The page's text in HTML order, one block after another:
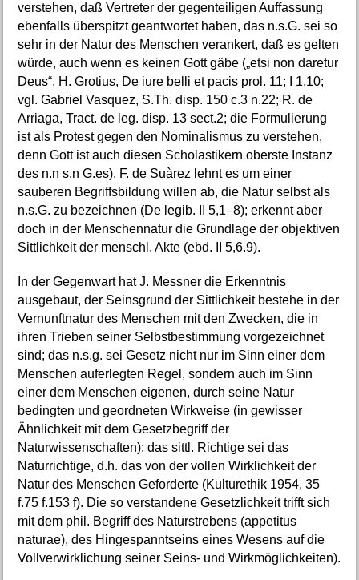
verstehen, daß Vertreter der gegenteiligen Auffassung
ebenfalls überspitzt geantwortet haben, das n.s.G. sei so
sehr in der Natur des Menschen verankert, daß es gelten
würde, auch wenn es keinen Gott gäbe („etsi non daretur
Deus“, H. Grotius, De iure belli et pacis prol. 11; I 1,10;
vgl. Gabriel Vasquez, S.Th. disp. 150 c.3 n.22; R. de
Arriaga, Tract. de leg. disp. 13 sect.2; die Formulierung
ist als Protest gegen den Nominalismus zu verstehen,
denn Gott ist auch diesen Scholastikern oberste Instanz
des n.n s.n G.es). F. de Suàrez lehnt es um einer
sauberen Begriffsbildung willen ab, die Natur selbst als
n.s.G. zu bezeichnen (De legib. II 5,1–8); erkennt aber
doch in der Menschennatur die Grundlage der objektiven
Sittlichkeit der menschl. Akte (ebd. II 5,6.9).
In der Gegenwart hat J. Messner die Erkenntnis
ausgebaut, der Seinsgrund der Sittlichkeit bestehe in der
Vernunftnatur des Menschen mit den Zwecken, die in
ihren Trieben seiner Selbstbestimmung vorgezeichnet
sind; das n.s.g. sei Gesetz nicht nur im Sinn einer dem
Menschen auferlegten Regel, sondern auch im Sinn
einer dem Menschen eigenen, durch seine Natur
bedingten und geordneten Wirkweise (in gewisser
Ähnlichkeit mit dem Gesetzbegriff der
Naturwissenschaften); das sittl. Richtige sei das
Naturrichtige, d.h. das von der vollen Wirklichkeit der
Natur des Menschen Geforderte (Kulturethik 1954, 35
f.75 f.153 f). Die so verstandene Gesetzlichkeit trifft sich
mit dem phil. Begriff des Naturstrebens (appetitus
naturae), des Hingespanntseins eines Wesens auf die
Vollverwirklichung seiner Seins- und Wirkmöglichkeiten).